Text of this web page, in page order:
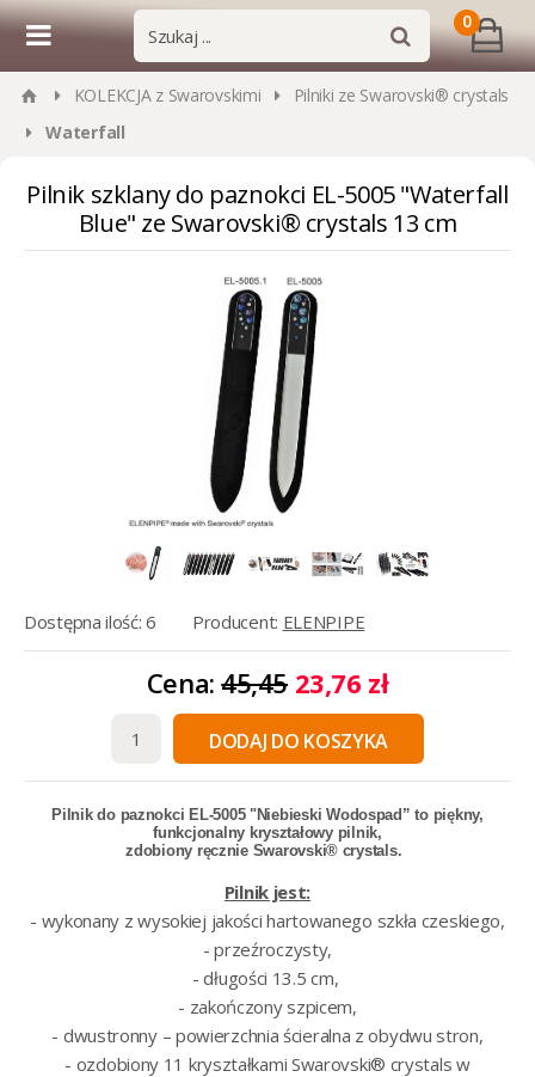
0
KOLEKCJA z Swarovskimi
Pilniki ze Swarovski® crystals
Waterfall
Pilnik szklany do paznokci EL-5005 "Waterfall
Blue" ze Swarovski® crystals 13 cm
Dostępna ilość: 6 Producent: ELENPIPE
Cena:45,45 23,76 zł
DODAJ DO KOSZYKA
Pilnik do paznokci EL-5005 "Niebieski Wodospad” to piękny,
funkcjonalny kryształowy pilnik,
zdobiony ręcznie Swarovski® crystals.
Pilnik jest:
- wykonany z wysokiej jakości hartowanego szkła czeskiego,
- przeźroczysty,
- długości 13.5 cm,
- zakończony szpicem,
- dwustronny – powierzchnia ścieralna z obydwu stron,
- ozdobiony 11 kryształkami Swarovski® crystals w